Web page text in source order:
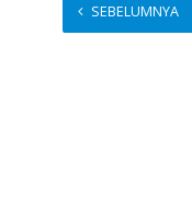
SEBELUMNYA
1 2